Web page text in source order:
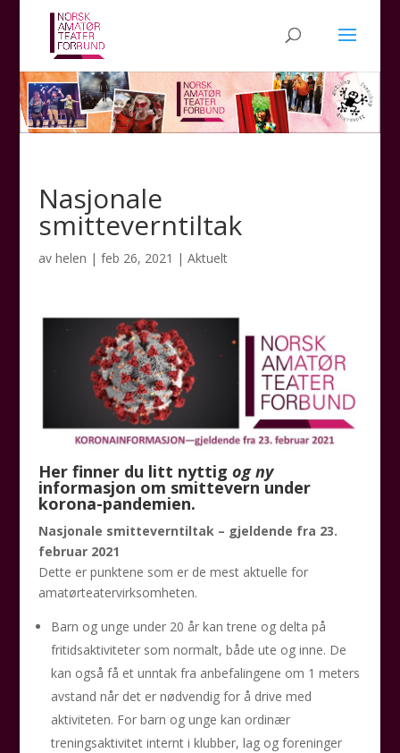
Nasjonale
smitteverntiltak
av helen | feb 26, 2021 | Aktuelt
Her finner du litt nyttig og ny
informasjon om smittevern under
korona-pandemien.
Nasjonale smitteverntiltak – gjeldende fra 23.
februar 2021
Dette er punktene som er de mest aktuelle for
amatørteatervirksomheten.
Barn og unge under 20 år kan trene og delta på
fritidsaktiviteter som normalt, både ute og inne. De
kan også få et unntak fra anbefalingene om 1 meters
avstand når det er nødvendig for å drive med
aktiviteten. For barn og unge kan ordinær
treningsaktivitet internt i klubber, lag og foreninger